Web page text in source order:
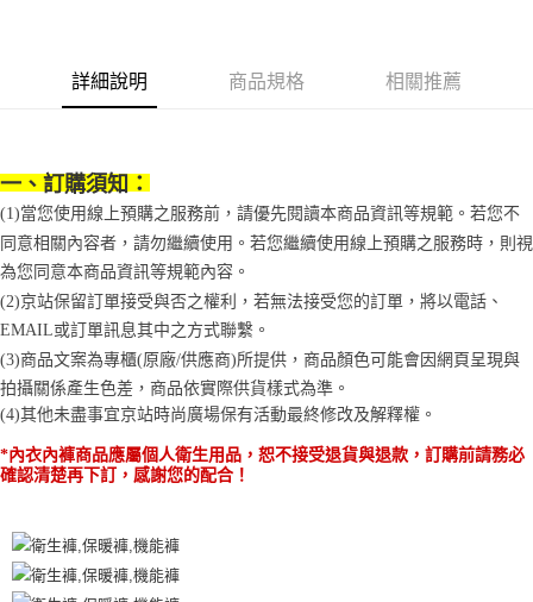
1.分期款項不併入電信帳單，「大哥付你分期」於每月結算日後寄送繳費提
醒簡訊。
【注意事項】
1.本服務係由「台灣大哥大股份有限公司」（以下簡稱本公司）所提供，讓
用戶於交易時，得透過本服務購買商品或服務，並由商店將買賣／分期付款
買賣價金債權讓與本公司後，依約使用本公司帳單繳交帳款。
2.基於同意付款使用「大哥付你分期」之契約關係目的，商店將以您的個人
資料（包含姓名、電話或地址）提供予台灣大哥大進項蒐集、處理及利用，
由本公司與您本人進行分期帳單所需資料之確認、核對及更正。
３．收到繳費通知簡訊後14天內，點擊此簡訊中的連結，可透過四大超商／
ATM／網路銀行／等多元方式進行付款，方視為交易完成。
※ 請注意：結帳手續完成當下不需立刻繳費，但若您需要取消訂單，請聯絡
購買商品的店家。未經商家同意取消之訂單仍視為有效，需透過AFTEE先享
後付繳納相關費用。
※ 交易是否成功請以「AFTEE先享後付 」之結帳頁面顯示為準，若有關於
是否繳費成功／繳費後需取消欲退款等相關疑問，請聯繫「AFTEE先享後付
客戶支援中心」https://netprotections.freshdesk.com/support/home
【注意事項】
１．透過由恩沛科技股份有限公司提供之「AFTEE先享後付」服務完成之交
易，需依本服務之必要範圍內提供個人資料，並將交易相關給付款項請求債
２．關於個人資料處理事宜，請瀏覽以下網址：
https://aftee.tw/terms/#terms3
任。
４．使用「AFTEE先享後付」時，將依據個別帳號之用戶狀況，依本公司即
每筆NT$70，滿NT$899(含以上)免運費
每筆NT$70，滿NT$899(含以上)免運費
宅配
每筆NT$100，滿NT$1,000(含以上)免運費
京站台北店客服中心(1F星巴克旁) 即日起不提供京站紙袋，取件時
請自備購物袋，若需購買紙袋可現場詢問
免運費
詳細說明 商品規格 相關推薦
一、訂購須知：
(1)當您使用線上預購之服務前，請優先閱讀本商品資訊等規範。若您不
同意相關內容者，請勿繼續使用。若您繼續使用線上預購之服務時，則視
為您同意本商品資訊等規範內容。
(2)京站保留訂單接受與否之權利，若無法接受您的訂單，將以電話、
EMAIL或訂單訊息其中之方式聯繫。
(3)商品文案為專櫃(原廠/供應商)所提供，商品顏色可能會因網頁呈現與
拍攝關係產生色差，商品依實際供貨樣式為準。
(4)其他未盡事宜京站時尚廣場保有活動最終修改及解釋權。
*內衣內褲商品應屬個人衛生用品，恕不接受退貨與退款，訂購前請務必
確認清楚再下訂，感謝您的配合！